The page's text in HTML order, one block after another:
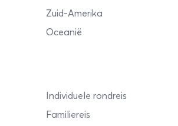
Zuid-Amerika
Oceanië
Individuele rondreis
Familiereis